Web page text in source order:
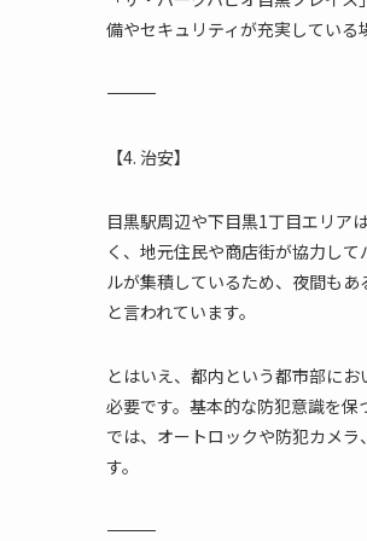
備やセキュリティが充実している
―――――――――――――――――――――――――――――――――――――
【4. 治安】
目黒駅周辺や下目黒1丁目エリア
く、地元住民や商店街が協力し
ルが集積しているため、夜間も
と言われています。
とはいえ、都内という都市部に
必要です。基本的な防犯意識を
では、オートロックや防犯カメ
す。
―――――――――――――――――――――――――――――――――――――